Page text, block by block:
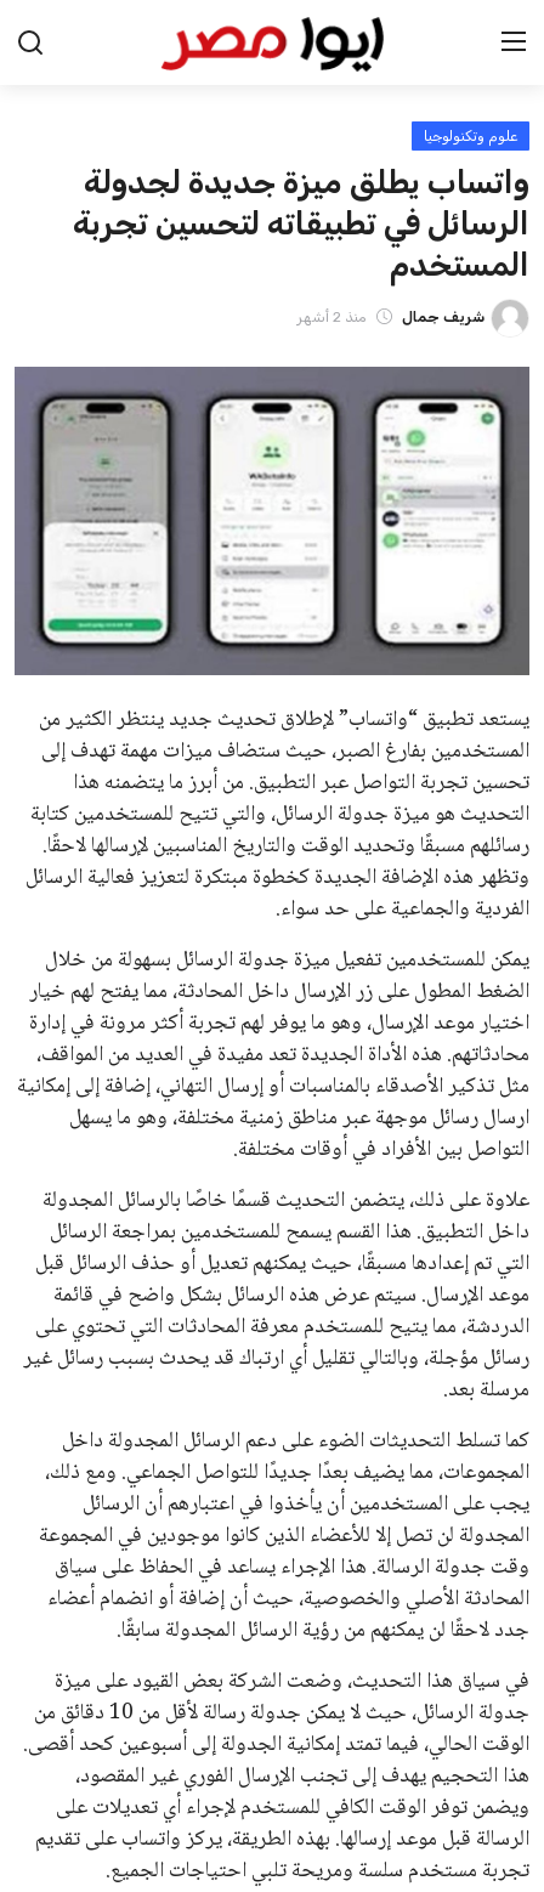
الرئيسية
اخبار مصر
عرب وعالم
اقتصاد
اخبار الرياضة
فن وثقافة
المرأة والجمال
محافظات
علوم وتكنولوجيا
واتساب يطلق ميزة جديدة لجدولة
الرسائل في تطبيقاته لتحسين تجربة
المستخدم
شريف جمال منذ 2 أشهر
يستعد تطبيق “واتساب” لإطلاق تحديث جديد ينتظر الكثير من
المستخدمين بفارغ الصبر، حيث ستضاف ميزات مهمة تهدف إلى
تحسين تجربة التواصل عبر التطبيق. من أبرز ما يتضمنه هذا
التحديث هو ميزة جدولة الرسائل، والتي تتيح للمستخدمين كتابة
رسائلهم مسبقًا وتحديد الوقت والتاريخ المناسبين لإرسالها لاحقًا.
وتظهر هذه الإضافة الجديدة كخطوة مبتكرة لتعزيز فعالية الرسائل
الفردية والجماعية على حد سواء.
يمكن للمستخدمين تفعيل ميزة جدولة الرسائل بسهولة من خلال
الضغط المطول على زر الإرسال داخل المحادثة، مما يفتح لهم خيار
اختيار موعد الإرسال، وهو ما يوفر لهم تجربة أكثر مرونة في إدارة
محادثاتهم. هذه الأداة الجديدة تعد مفيدة في العديد من المواقف،
مثل تذكير الأصدقاء بالمناسبات أو إرسال التهاني، إضافة إلى إمكانية
ارسال رسائل موجهة عبر مناطق زمنية مختلفة، وهو ما يسهل
التواصل بين الأفراد في أوقات مختلفة.
علاوة على ذلك، يتضمن التحديث قسمًا خاصًا بالرسائل المجدولة
داخل التطبيق. هذا القسم يسمح للمستخدمين بمراجعة الرسائل
التي تم إعدادها مسبقًا، حيث يمكنهم تعديل أو حذف الرسائل قبل
موعد الإرسال. سيتم عرض هذه الرسائل بشكل واضح في قائمة
الدردشة، مما يتيح للمستخدم معرفة المحادثات التي تحتوي على
رسائل مؤجلة، وبالتالي تقليل أي ارتباك قد يحدث بسبب رسائل غير
مرسلة بعد.
كما تسلط التحديثات الضوء على دعم الرسائل المجدولة داخل
المجموعات، مما يضيف بعدًا جديدًا للتواصل الجماعي. ومع ذلك،
يجب على المستخدمين أن يأخذوا في اعتبارهم أن الرسائل
المجدولة لن تصل إلا للأعضاء الذين كانوا موجودين في المجموعة
وقت جدولة الرسالة. هذا الإجراء يساعد في الحفاظ على سياق
المحادثة الأصلي والخصوصية، حيث أن إضافة أو انضمام أعضاء
جدد لاحقًا لن يمكنهم من رؤية الرسائل المجدولة سابقًا.
في سياق هذا التحديث، وضعت الشركة بعض القيود على ميزة
جدولة الرسائل، حيث لا يمكن جدولة رسالة لأقل من 10 دقائق من
الوقت الحالي، فيما تمتد إمكانية الجدولة إلى أسبوعين كحد أقصى.
هذا التحجيم يهدف إلى تجنب الإرسال الفوري غير المقصود،
ويضمن توفر الوقت الكافي للمستخدم لإجراء أي تعديلات على
الرسالة قبل موعد إرسالها. بهذه الطريقة، يركز واتساب على تقديم
تجربة مستخدم سلسة ومريحة تلبي احتياجات الجميع.